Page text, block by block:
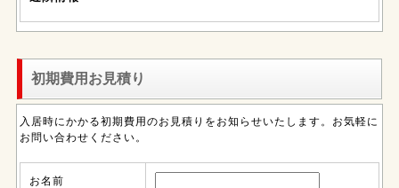
初期費用お見積り
入居時にかかる初期費用のお見積りをお知らせいたします。お気軽に
お問い合わせください。
お名前